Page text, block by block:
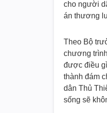
cho người
án thương
Theo Bộ
chương
được điều
thành đám
dân Thủ
sống sẽ